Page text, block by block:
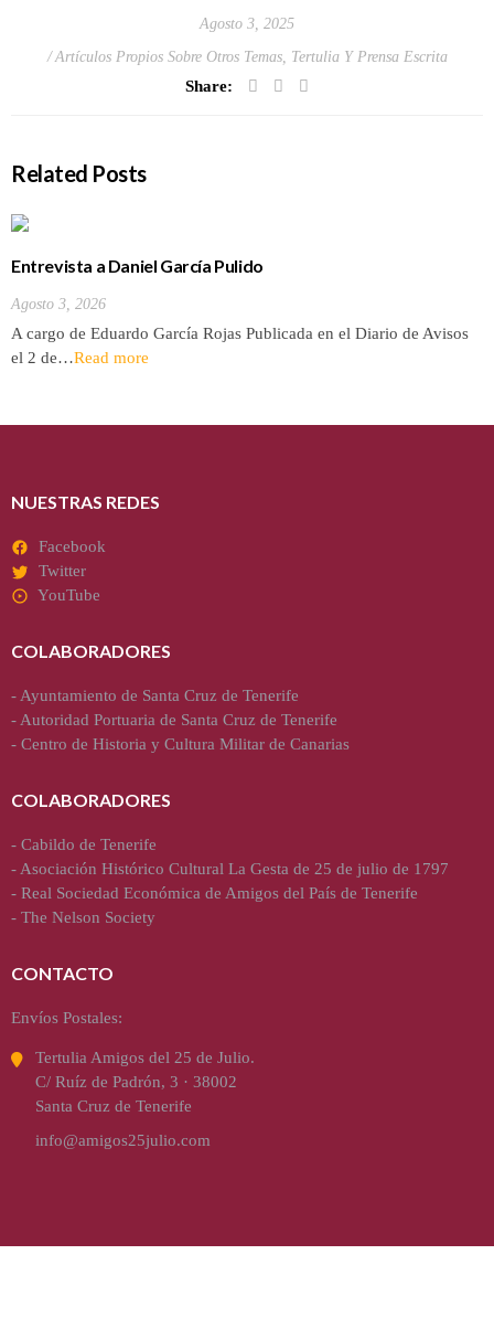
Agosto 3, 2025
Artículos Propios Sobre Otros Temas, Tertulia Y Prensa Escrita
Share:
Related Posts
Entrevista a Daniel García Pulido
Agosto 3, 2026
A cargo de Eduardo García Rojas Publicada en el Diario de Avisos
el 2 de…Read more
NUESTRAS REDES
Facebook
Twitter
YouTube
COLABORADORES
- Ayuntamiento de Santa Cruz de Tenerife
- Autoridad Portuaria de Santa Cruz de Tenerife
- Centro de Historia y Cultura Militar de Canarias
COLABORADORES
- Cabildo de Tenerife
- Asociación Histórico Cultural La Gesta de 25 de julio de 1797
- Real Sociedad Económica de Amigos del País de Tenerife
- The Nelson Society
CONTACTO
Envíos Postales:
Tertulia Amigos del 25 de Julio.
C/ Ruíz de Padrón, 3 · 38002
Santa Cruz de Tenerife
info@amigos25julio.com